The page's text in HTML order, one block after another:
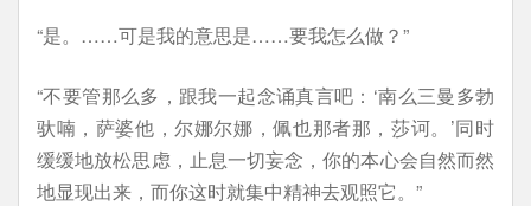
“是。……可是我的意思是……要我怎么做？”
“不要管那么多，跟我一起念诵真言吧：‘南么三曼多勃
驮喃，萨婆他，尔娜尔娜，佩也那者那，莎诃。’同时
缓缓地放松思虑，止息一切妄念，你的本心会自然而然
地显现出来，而你这时就集中精神去观照它。”